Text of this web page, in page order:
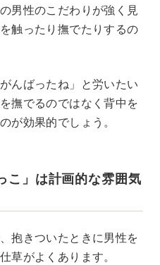
男性のこだわりが強く見
触ったり撫でたりするの
んばったね」と労いたい
撫でるのではなく背中を
が効果的でしょう。
こ」は計画的な雰囲気
抱きついたときに男性を
草がよくあります。